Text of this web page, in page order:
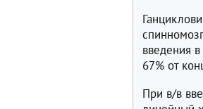
введения
67% от
При в/в